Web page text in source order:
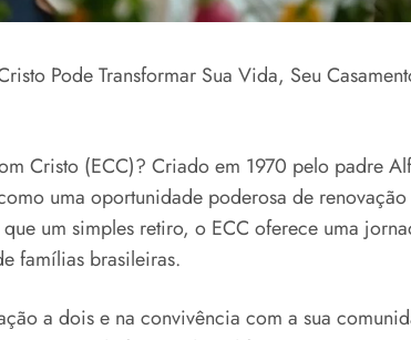
Pode Transformar Sua Vida, Seu
Cristo (ECC)? Criado em 1970 pelo padre
uma oportunidade poderosa de
um simples retiro, o ECC oferece uma
famílias brasileiras.
a dois e na convivência com a sua